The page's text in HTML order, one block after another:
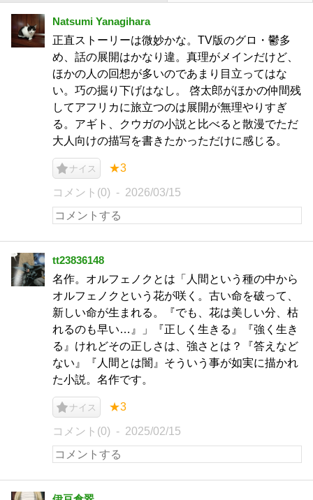
Natsumi Yanagihara
正直ストーリーは微妙かな。TV版のグロ・鬱多
め、話の展開はかなり違。真理がメインだけど、
ほかの人の回想が多いのであまり目立ってはな
い。巧の掘り下げはなし。 啓太郎がほかの仲間残
してアフリカに旅立つのは展開が無理やりすぎ
る。アギト、クウガの小説と比べると散漫でただ
大人向けの描写を書きたかっただけに感じる。
ナイス ★3
コメント(0) 2026/03/15
tt23836148
名作。オルフェノクとは「人間という種の中から
オルフェノクという花が咲く。古い命を破って、
新しい命が生まれる。『でも、花は美しい分、枯
れるのも早い…』」『正しく生きる』『強く生き
る』けれどその正しさは、強さとは？『答えなど
ない』『人間とは闇』そういう事が如実に描かれ
た小説。名作です。
ナイス ★3
コメント(0) 2025/02/15